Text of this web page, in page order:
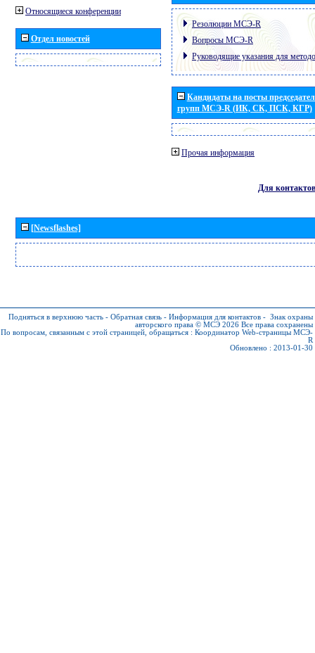
Относящиеся конференции
Отдел новостей
Резолюции МСЭ-R
Вопросы МСЭ-R
Руководящие указания для
Кандидаты на посты
групп МСЭ-R (ИК, СК, ПСК, КГР)
Прочая информация
Для контактов
[Newsflashes]
Подняться в верхнюю часть - Обратная связь - Информация для контактов - Знак охраны
авторского права © МСЭ 2026 Все права сохранены
По вопросам, связанным с этой страницей, обращаться : Координатор Web-страницы МСЭ-
R
Обновлено : 2013-01-30